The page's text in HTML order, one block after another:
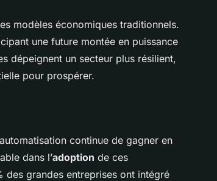
modèles économiques traditionnels.
une future montée en puissance
dépeignent un secteur plus résilient,
pour prospérer.
continue de gagner en
dans l’adoption de ces
des grandes entreprises ont intégré